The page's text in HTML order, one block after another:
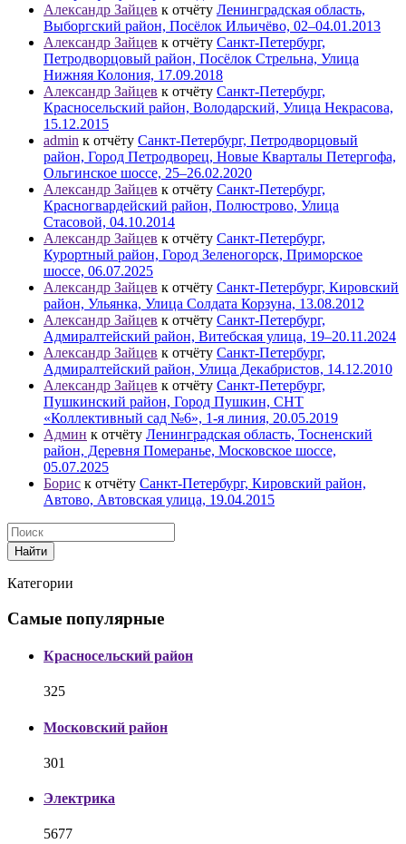
Александр Зайцев к отчёту Ленинградская область,
Выборгский район, Посёлок Ильичёво, 02–04.01.2013
Александр Зайцев к отчёту Санкт-Петербург,
Петродворцовый район, Посёлок Стрельна, Улица
Нижняя Колония, 17.09.2018
Александр Зайцев к отчёту Санкт-Петербург,
Красносельский район, Володарский, Улица Некрасова,
15.12.2015
admin к отчёту Санкт-Петербург, Петродворцовый
район, Город Петродворец, Новые Кварталы Петергофа,
Ольгинское шоссе, 25–26.02.2020
Александр Зайцев к отчёту Санкт-Петербург,
Красногвардейский район, Полюстрово, Улица
Стасовой, 04.10.2014
Александр Зайцев к отчёту Санкт-Петербург,
Курортный район, Город Зеленогорск, Приморское
шоссе, 06.07.2025
Александр Зайцев к отчёту Санкт-Петербург, Кировский
район, Ульянка, Улица Солдата Корзуна, 13.08.2012
Александр Зайцев к отчёту Санкт-Петербург,
Адмиралтейский район, Витебская улица, 19–20.11.2024
Александр Зайцев к отчёту Санкт-Петербург,
Адмиралтейский район, Улица Декабристов, 14.12.2010
Александр Зайцев к отчёту Санкт-Петербург,
Пушкинский район, Город Пушкин, СНТ
«Коллективный сад №6», 1-я линия, 20.05.2019
Админ к отчёту Ленинградская область, Тосненский
район, Деревня Померанье, Московское шоссе,
05.07.2025
Борис к отчёту Санкт-Петербург, Кировский район,
Автово, Автовская улица, 19.04.2015
Найти
Категории
Самые популярные
Красносельский район
325
Московский район
301
Электрика
5677